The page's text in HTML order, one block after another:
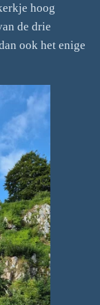
hoog
de drie
ook het enige